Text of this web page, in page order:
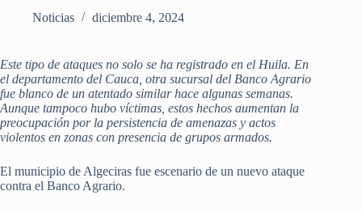
Noticias diciembre 4, 2024
Este tipo de ataques no solo se ha registrado en el Huila. En
el departamento del Cauca, otra sucursal del Banco Agrario
fue blanco de un atentado similar hace algunas semanas.
Aunque tampoco hubo víctimas, estos hechos aumentan la
preocupación por la persistencia de amenazas y actos
violentos en zonas con presencia de grupos armados.
El municipio de Algeciras fue escenario de un nuevo ataque
contra el Banco Agrario.